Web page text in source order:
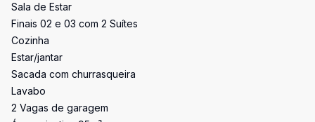
Sala de Estar
Finais 02 e 03 com 2 Suítes
Cozinha
Estar/jantar
Sacada com churrasqueira
Lavabo
2 Vagas de garagem